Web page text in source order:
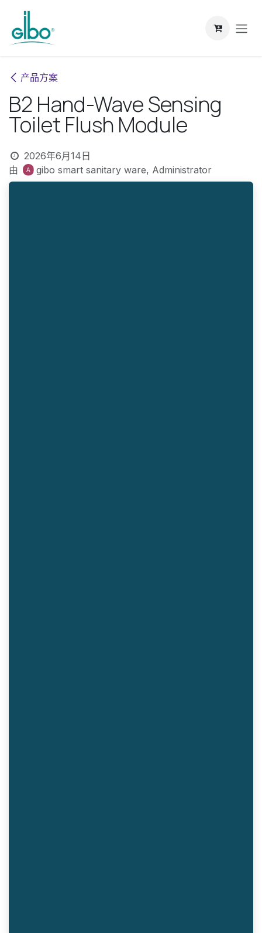
产品方案
B2 Hand-Wave Sensing
Toilet Flush Module
2026年6月14日
由
gibo smart sanitary ware, Administrator